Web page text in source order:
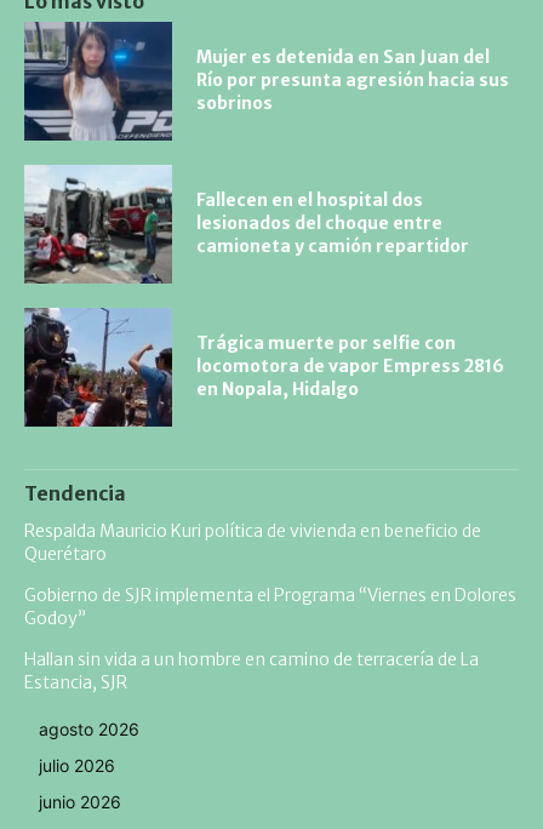
Mujer es detenida en San Juan del
Río por presunta agresión hacia sus
sobrinos
Fallecen en el hospital dos
lesionados del choque entre
camioneta y camión repartidor
Trágica muerte por selfie con
locomotora de vapor Empress 2816
en Nopala, Hidalgo
Tendencia
Respalda Mauricio Kuri política de vivienda en beneficio de
Querétaro
Gobierno de SJR implementa el Programa “Viernes en Dolores
Godoy”
Hallan sin vida a un hombre en camino de terracería de La
Estancia, SJR
agosto 2026
julio 2026
junio 2026